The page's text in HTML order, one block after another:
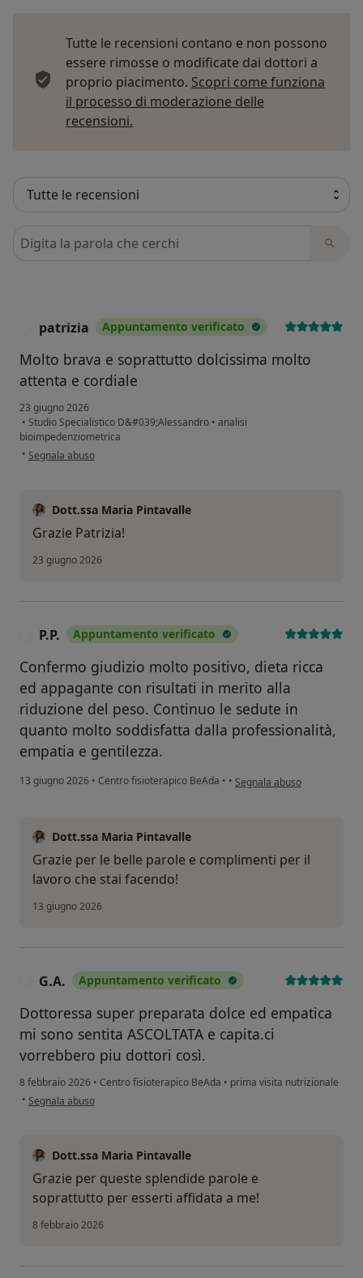
Tutte le recensioni contano e non possono
essere rimosse o modificate dai dottori a
proprio piacimento. Scopri come funziona
il processo di moderazione delle
recensioni.
Cerca nelle recensioni
patrizia Appuntamento verificato
Molto brava e soprattutto dolcissima molto
attenta e cordiale
23 giugno 2026
• Studio Specialistico D&#039;Alessandro • analisi
bioimpedenziometrica
• secondo l'opinione dell'utente patrizia
Segnala abuso
Dott.ssa Maria Pintavalle
Grazie Patrizia!
23 giugno 2026
P.P. Appuntamento verificato
Confermo giudizio molto positivo, dieta ricca
ed appagante con risultati in merito alla
riduzione del peso. Continuo le sedute in
quanto molto soddisfatta dalla professionalità,
empatia e gentilezza.
13 giugno 2026 • Centro fisioterapico BeAda • • secondo l'opinione
Segnala abuso
Dott.ssa Maria Pintavalle
Grazie per le belle parole e complimenti per il
lavoro che stai facendo!
13 giugno 2026
G.A. Appuntamento verificato
Dottoressa super preparata dolce ed empatica
mi sono sentita ASCOLTATA e capita.ci
vorrebbero piu dottori così.
8 febbraio 2026 • Centro fisioterapico BeAda • prima visita nutrizionale
• secondo l'opinione dell'utente G.A.
Segnala abuso
Dott.ssa Maria Pintavalle
Grazie per queste splendide parole e
soprattutto per esserti affidata a me!
8 febbraio 2026